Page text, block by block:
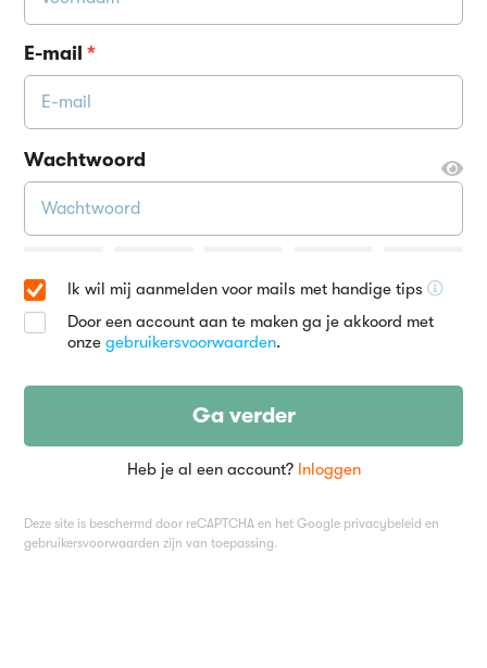
E-mail*
Wachtwoord
Ik wil mij aanmelden voor mails met handige tips
Door een account aan te maken ga je akkoord met
onzegebruikersvoorwaarden.
Deze site is beschermd door reCAPTCHA en het Google privacybeleid en
gebruikersvoorwaarden zijn van toepassing.
Ga verder
Heb je al een account? Inloggen